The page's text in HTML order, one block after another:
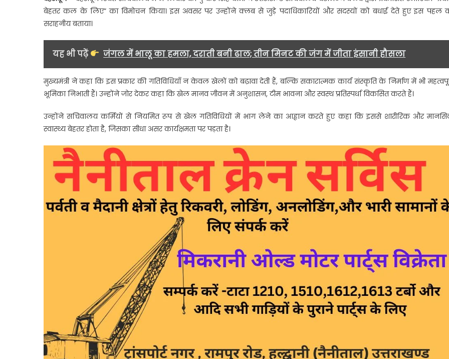
ने
“प्रयास
के
लिए”
का
किया
बेहतर कल के लिए” का विमोचन किया। इस अवसर पर उन्होंने क्लब से जुड़े पदाधिकारियों और सदस्यों को बधाई देते हुए इस पहल
सराहनीय बताया।
यह भी पढ़ें जंगल में भालू का हमला, दराती बनी ढाल; तीन मिनट की जंग में जीता इंसानी हौसला
मुख्यमंत्री ने कहा कि इस प्रकार की गतिविधियाँ न केवल खेलों को बढ़ावा देती हैं, बल्कि सकारात्मक कार्य संस्कृति के निर्माण में भी
भूमिका निभाती हैं। उन्होंने जोर देकर कहा कि खेल मानव जीवन में अनुशासन, टीम भावना और स्वस्थ प्रतिस्पर्धा विकसित करते हैं।
उन्होंने सचिवालय कर्मियों से नियमित रूप से खेल गतिविधियों में भाग लेने का आह्वान करते हुए कहा कि इससे शारीरिक और
स्वास्थ्य बेहतर होता है, जिसका सीधा असर कार्यक्षमता पर पड़ता है।